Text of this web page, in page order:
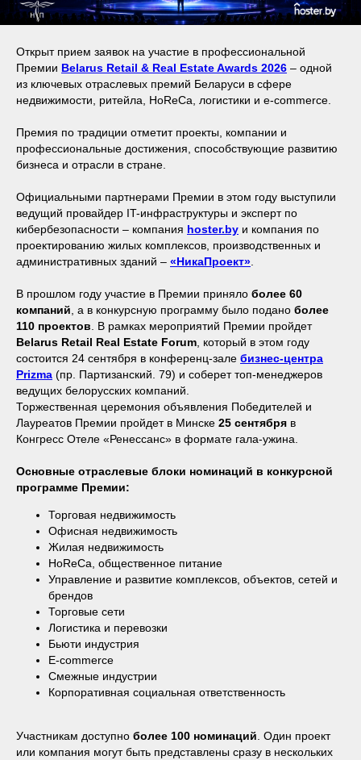
Открыт прием заявок на участие в профессиональной
Премии Belarus Retail & Real Estate Awards 2026 – одной
из ключевых отраслевых премий Беларуси в сфере
недвижимости, ритейла, HoReCa, логистики и e-commerce.
Премия по традиции отметит проекты, компании и
профессиональные достижения, способствующие развитию
бизнеса и отрасли в стране.
Официальными партнерами Премии в этом году выступили
ведущий провайдер IT-инфраструктуры и эксперт по
кибербезопасности – компания hoster.by и компания по
проектированию жилых комплексов, производственных и
административных зданий – «НикаПроект».
В прошлом году участие в Премии приняло более 60
компаний, а в конкурсную программу было подано более
110 проектов. В рамках мероприятий Премии пройдет
Belarus Retail Real Estate Forum, который в этом году
состоится 24 сентября в конференц-зале бизнес-центра
Prizma (пр. Партизанский. 79) и соберет топ-менеджеров
ведущих белорусских компаний.
Торжественная церемония объявления Победителей и
Лауреатов Премии пройдет в Минске 25 сентября в
Конгресс Отеле «Ренессанс» в формате гала-ужина.
Основные отраслевые блоки номинаций в конкурсной
программе Премии:
Торговая недвижимость
Офисная недвижимость
Жилая недвижимость
HoReCa, общественное питание
Управление и развитие комплексов, объектов, сетей и
брендов
Торговые сети
Логистика и перевозки
Бьюти индустрия
E-commerce
Смежные индустрии
Корпоративная социальная ответственность
Участникам доступно более 100 номинаций. Один проект
или компания могут быть представлены сразу в нескольких